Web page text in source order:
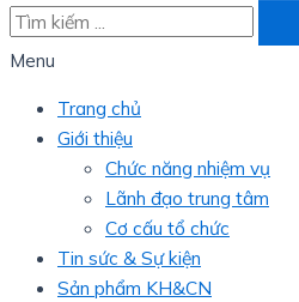
Menu
Trang chủ
Giới thiệu
Chức năng nhiệm vụ
Lãnh đạo trung tâm
Cơ cấu tổ chức
Tin sức & Sự kiện
Sản phẩm KH&CN